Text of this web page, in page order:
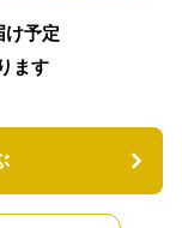
け予定
ます